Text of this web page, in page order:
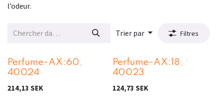
l’odeur.
Trier par Filtres
Perfume-AX:60,
40024
214,13 SEK
Perfume-AX:18,
40023
124,73 SEK